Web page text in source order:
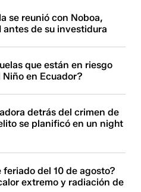
se reunió con Noboa,
antes de su investidura
que están en riesgo
en Ecuador?
detrás del crimen de
se planificó en un night
del 10 de agosto?
extremo y radiación de